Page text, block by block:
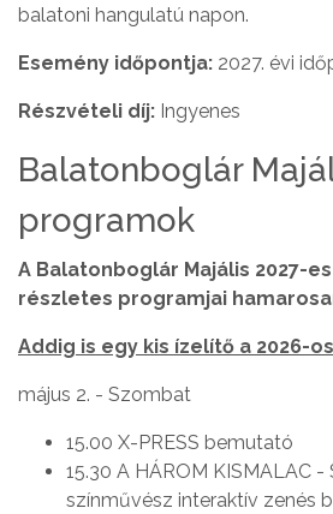
balatoni hangulatú napon.
Esemény időpontja: 2027. évi
Részvételi díj: Ingyenes
Balatonboglár
programok
A Balatonboglár Majális 2027-
részletes programjai
Addig is egy kis ízelítő a 2026-
május 2. - Szombat
15.00 X-PRESS bemutató
15.30 A HÁROM KISMALAC -
színművész interaktív zenés